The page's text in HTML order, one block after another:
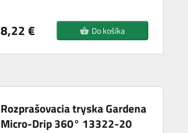
8,22 € Do košíka
Rozprašovacia tryska Gardena
Micro-Drip 360° 13322-20